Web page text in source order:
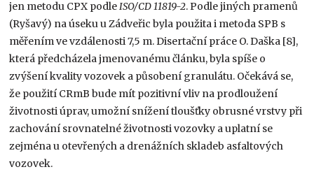
jen metodu CPX podleISO/CD 11819-2. Podle jiných pramenů
(Ryšavý) na úseku u Zádveřic byla použita i metoda SPB s
měřením ve vzdálenosti 7,5 m. Disertační práce O. Daška [8],
která předcházela jmenovanému článku, byla spíše o
zvýšení kvality vozovek a působení granulátu. Očekává se,
že použití CRmB bude mít pozitivní vliv na prodloužení
životnosti úprav, umožní snížení tloušťky obrusné vrstvy při
zachování srovnatelné životnosti vozovky a uplatní se
zejména u otevřených a drenážních skladeb asfaltových
vozovek.